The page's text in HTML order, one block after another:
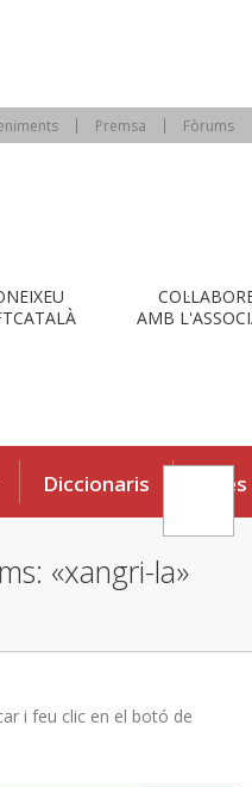
Premsa Fòrums
AMB
Diccionaris Eines
«xangri-la»
i feu clic en el botó de